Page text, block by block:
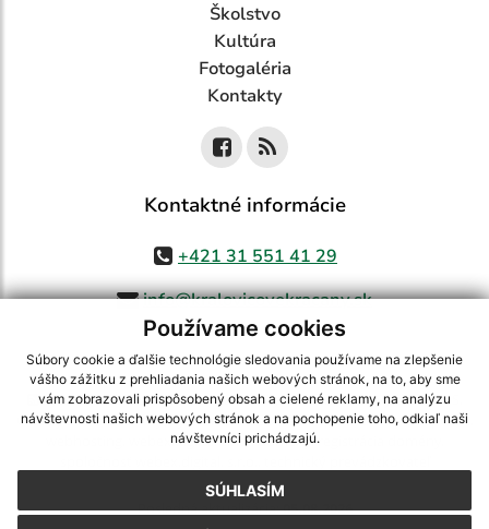
Používame cookies
Súbory cookie a ďalšie technológie sledovania používame na zlepšenie
vášho zážitku z prehliadania našich webových stránok, na to, aby sme
vám zobrazovali prispôsobený obsah a cielené reklamy, na analýzu
návštevnosti našich webových stránok a na pochopenie toho, odkiaľ naši
návštevníci prichádzajú.
SÚHLASÍM
Školstvo
Kultúra
Fotogaléria
Kontakty
Kontaktné informácie
+421 31 551 41 29
info@kralovicovekracany.sk
využite možnosť získavania aktuálnych informácií s využitím RSS
CMS systém (redakčný) systém ECHELON 2,Mapa stránok,web portál
webex.digital, s.r.o.,domény,registrácia domény
Posledná aktualizácia:05.08.2026